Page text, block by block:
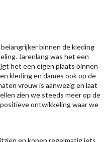
binnen de kleding
Jarenlang was het een
het een eigen plaats binnen
kleding en dames ook op de
vrouw is aanwezig en laat
zien we steeds meer op de
ontwikkeling waar we
en kopen regelmatig iets